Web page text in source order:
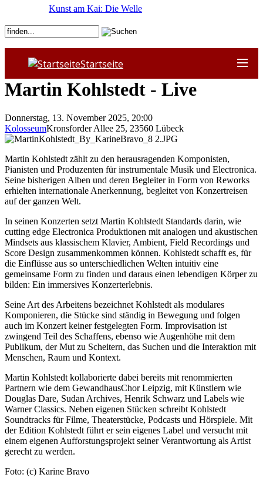
Startseite
Martin Kohlstedt - Live
Donnerstag, 13. November 2025, 20:00
KolosseumKronsforder Allee 25, 23560 Lübeck
Martin Kohlstedt zählt zu den herausragenden Komponisten,
Pianisten und Produzenten für instrumentale Musik und Electronica.
Seine bisherigen Alben und deren Begleiter in Form von Reworks
erhielten internationale Anerkennung, begleitet von Konzertreisen
auf der ganzen Welt.
In seinen Konzerten setzt Martin Kohlstedt Standards darin, wie
cutting edge Electronica Produktionen mit analogen und akustischen
Mindsets aus klassischem Klavier, Ambient, Field Recordings und
Score Design zusammenkommen können. Kohlstedt schafft es, für
die Einflüsse aus so unterschiedlichen Welten intuitiv eine
gemeinsame Form zu finden und daraus einen lebendigen Körper zu
bilden: Ein immersives Konzerterlebnis.
Seine Art des Arbeitens bezeichnet Kohlstedt als modulares
Komponieren, die Stücke sind ständig in Bewegung und folgen
auch im Konzert keiner festgelegten Form. Improvisation ist
zwingend Teil des Schaffens, ebenso wie Augenhöhe mit dem
Publikum, der Mut zu Scheitern, das Suchen und die Interaktion mit
Menschen, Raum und Kontext.
Martin Kohlstedt kollaborierte dabei bereits mit renommierten
Partnern wie dem GewandhausChor Leipzig, mit Künstlern wie
Douglas Dare, Sudan Archives, Henrik Schwarz und Labels wie
Warner Classics. Neben eigenen Stücken schreibt Kohlstedt
Soundtracks für Filme, Theaterstücke, Podcasts und Hörspiele. Mit
der Edition Kohlstedt führt er sein eigenes Label und versucht mit
einem eigenen Aufforstungsprojekt seiner Verantwortung als Artist
gerecht zu werden.
Foto: (c) Karine Bravo
Kunst am Kai: Die Welle